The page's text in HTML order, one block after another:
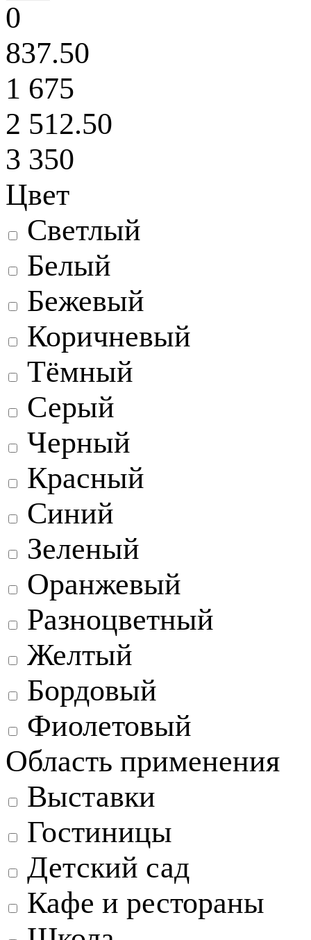
0
837.50
1 675
2 512.50
3 350
Цвет
Светлый
Белый
Бежевый
Коричневый
Тёмный
Серый
Черный
Красный
Синий
Зеленый
Оранжевый
Разноцветный
Желтый
Бордовый
Фиолетовый
Область применения
Выставки
Гостиницы
Детский сад
Кафе и рестораны